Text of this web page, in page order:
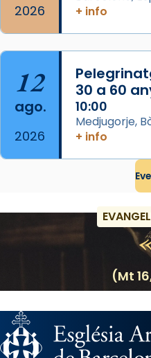
2026
+ info
12
ago.
2026
30 a 60
10:00
Medjugorje,
+ info
(Mt